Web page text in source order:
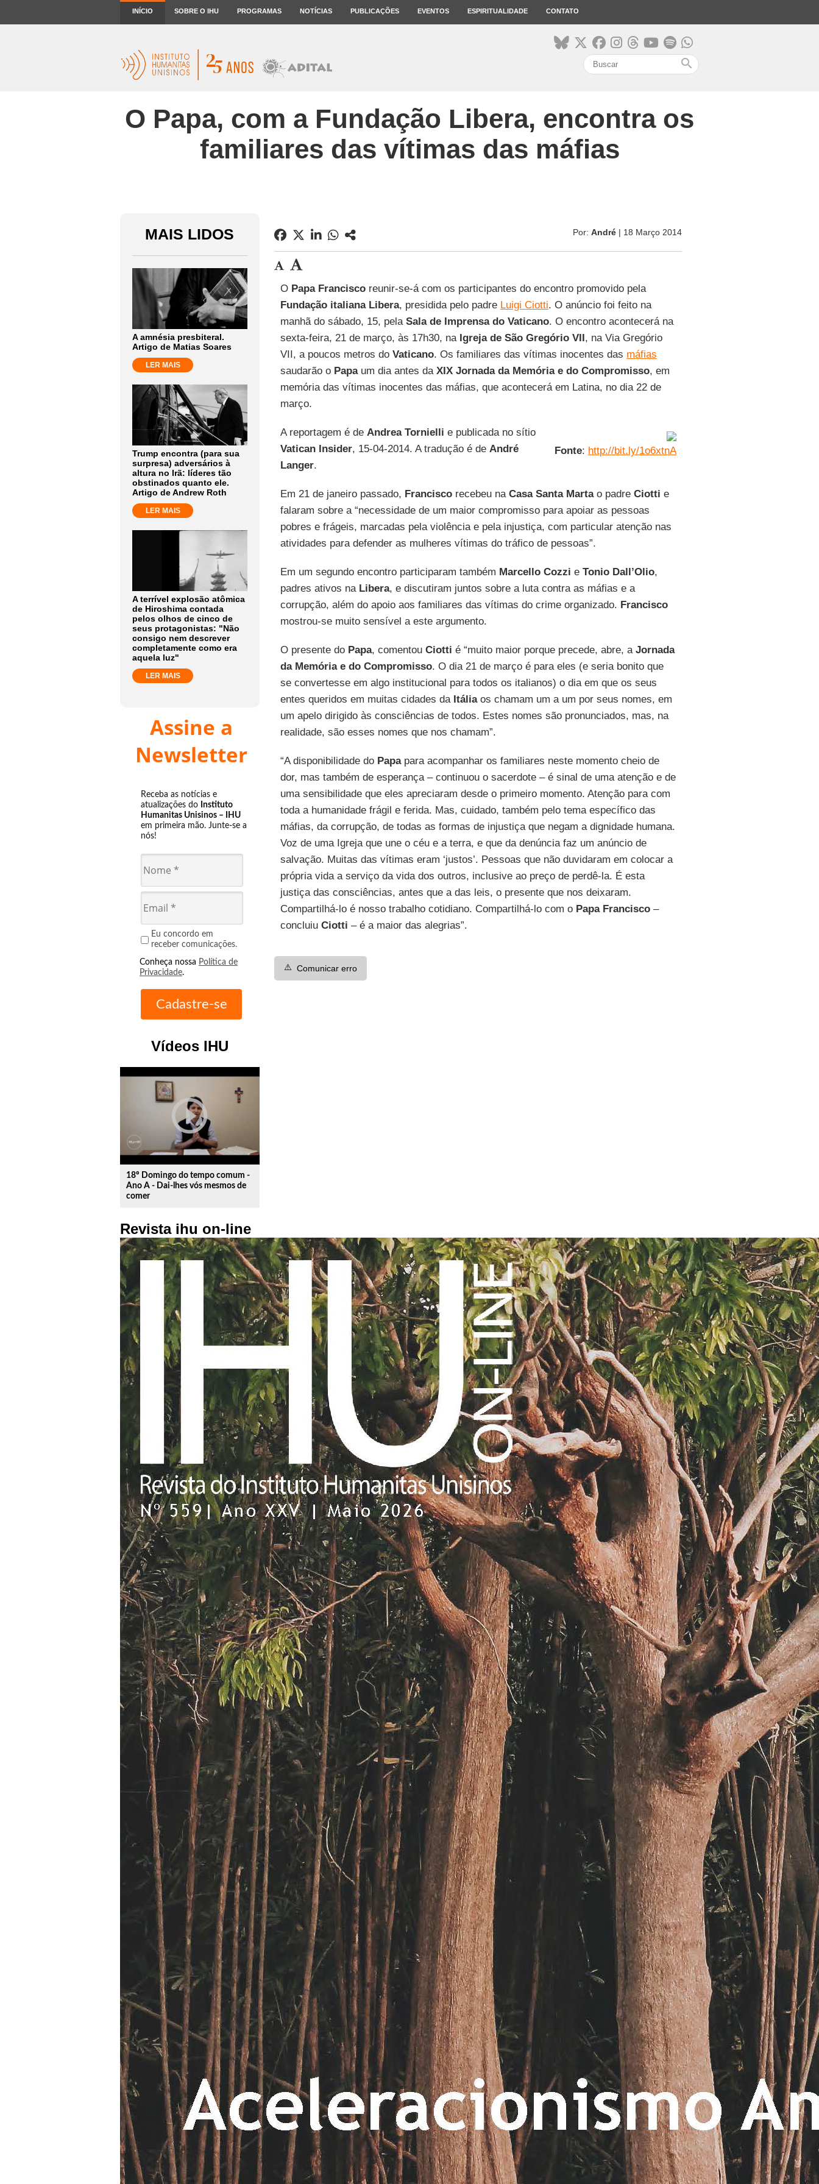
INÍCIO SOBRE O IHU PROGRAMAS NOTÍCIAS PUBLICAÇÕES EVENTOS ESPIRITUALIDADE CONTATO
search
O Papa, com a Fundação Libera, encontra os
familiares das vítimas das máfias
MAIS LIDOS
A amnésia presbiteral.
Artigo de Matias Soares
LER MAIS
Trump encontra (para sua
surpresa) adversários à
altura no Irã: líderes tão
obstinados quanto ele.
Artigo de Andrew Roth
LER MAIS
A terrível explosão atômica
de Hiroshima contada
pelos olhos de cinco de
seus protagonistas: "Não
consigo nem descrever
completamente como era
aquela luz"
LER MAIS
Assine a
Newsletter
Receba as notícias e
atualizações do Instituto
Humanitas Unisinos – IHU
em primeira mão. Junte-se a
nós!
Eu concordo em
receber comunicações.
Conheça nossa Política de
Privacidade.
Vídeos IHU
play_circle_outline
18º Domingo do tempo comum -
Ano A - Dai-lhes vós mesmos de
comer
Revista ihu on-line
Por: André| 18 Março 2014
O Papa Franciscoreunir-se-á com os participantes do encontro promovido pela
Fundação italiana Libera, presidida pelo padre Luigi Ciotti. O anúncio foi feito na
manhã do sábado, 15, pela Sala de Imprensa do Vaticano. O encontro acontecerá na
sexta-feira, 21 de março, às 17h30, na Igreja de São Gregório VII, na Via Gregório
VII, a poucos metros do Vaticano. Os familiares das vítimas inocentes das máfias
saudarão o Papaum dia antes da XIX Jornada da Memória e do Compromisso, em
memória das vítimas inocentes das máfias, que acontecerá em Latina, no dia 22 de
março.
Fonte: http://bit.ly/1o6xtnA
A reportagem é de Andrea Tornielli e publicada no sítio
Vatican Insider, 15-04-2014. A tradução é de André
Langer.
Em 21 de janeiro passado, Franciscorecebeu na Casa Santa Martao padre Ciotti e
falaram sobre a “necessidade de um maior compromisso para apoiar as pessoas
pobres e frágeis, marcadas pela violência e pela injustiça, com particular atenção nas
atividades para defender as mulheres vítimas do tráfico de pessoas”.
Em um segundo encontro participaram também Marcello Cozzi eTonio Dall’Olio,
padres ativos na Libera, e discutiram juntos sobre a luta contra as máfias e a
corrupção, além do apoio aos familiares das vítimas do crime organizado. Francisco
mostrou-se muito sensível a este argumento.
O presente do Papa, comentou Ciotti é “muito maior porque precede, abre, a Jornada
da Memória e do Compromisso. O dia 21 de março é para eles (e seria bonito que
se convertesse em algo institucional para todos os italianos) o dia em que os seus
entes queridos em muitas cidades da Itáliaos chamam um a um por seus nomes, em
um apelo dirigido às consciências de todos. Estes nomes são pronunciados, mas, na
realidade, são esses nomes que nos chamam”.
“A disponibilidade do Papapara acompanhar os familiares neste momento cheio de
dor, mas também de esperança – continuou o sacerdote – é sinal de uma atenção e de
uma sensibilidade que eles apreciaram desde o primeiro momento. Atenção para com
toda a humanidade frágil e ferida. Mas, cuidado, também pelo tema específico das
máfias, da corrupção, de todas as formas de injustiça que negam a dignidade humana.
Voz de uma Igreja que une o céu e a terra, e que da denúncia faz um anúncio de
salvação. Muitas das vítimas eram ‘justos’. Pessoas que não duvidaram em colocar a
própria vida a serviço da vida dos outros, inclusive ao preço de perdê-la. É esta
justiça das consciências, antes que a das leis, o presente que nos deixaram.
Compartilhá-lo é nosso trabalho cotidiano. Compartilhá-lo com o Papa Francisco–
concluiu Ciotti – é a maior das alegrias”.
⚠️ Comunicar erro